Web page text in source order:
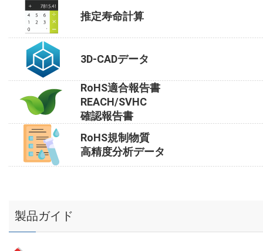
推定寿命計算
3D-CADデータ
RoHS適合報告書
REACH/SVHC
確認報告書
RoHS規制物質
高精度分析データ
製品ガイド